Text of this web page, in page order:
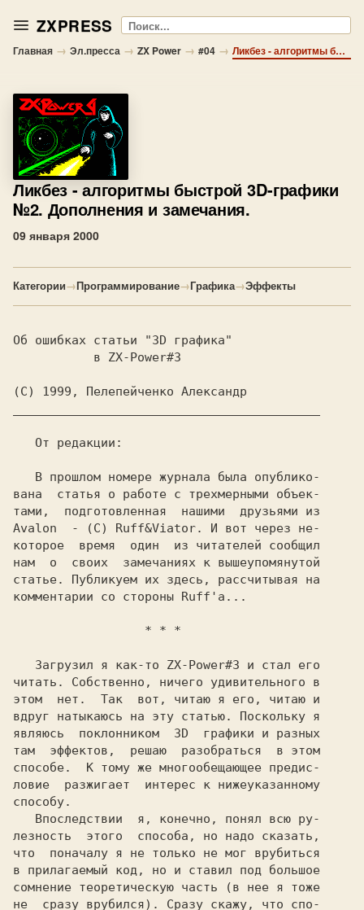
ZXPRESS Поиск
Главная → Эл.пресса → ZX Power → #04 → Ликбез - алгоритмы быстрой 3D-графики №2. Дополнения и замечания.
Ликбез - алгоритмы быстрой 3D-графики
№2. Дополнения и замечания.
09 января 2000
Категории→Программирование→Графика→Эффекты
От редакции:
В прошлом номере журнала была опублико-
вана  статья о работе с трехмерными объек-
Avalon  -
(C) Ruff&Viator. И вот через не-
которое  время  один  из читателей сообщил
нам  о  своих  замечаниях к вышеупомянутой
статье. Публикуем их здесь, рассчитывая на
комментарии со стороны Ruff'а...
Загрузил я как-то ZX-Power#3 и стал его
читать. Собственно, ничего удивительного в
этом  нет.  Так  вот, читаю я его, читаю и
вдруг натыкаюсь на эту статью. Поскольку я
являюсь  поклонником  3D  графики и разных
там  эффектов,  решаю  разобраться  в этом
способе.  К тому же многообещающее предис-
ловие  разжигает  интерес к нижеуказанному
способу.
лезность  этого  способа, но надо сказать,
что  поначалу я не только не мог врубиться
в прилагаемый код, но и ставил под большое
сомнение теоретическую часть (в нее я тоже
не  сразу врубился). Сразу скажу, что спо-